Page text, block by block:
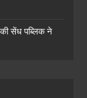
सेंध पब्लिक ने